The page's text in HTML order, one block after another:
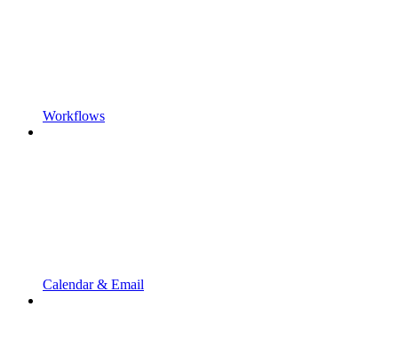
Workflows
Calendar & Email